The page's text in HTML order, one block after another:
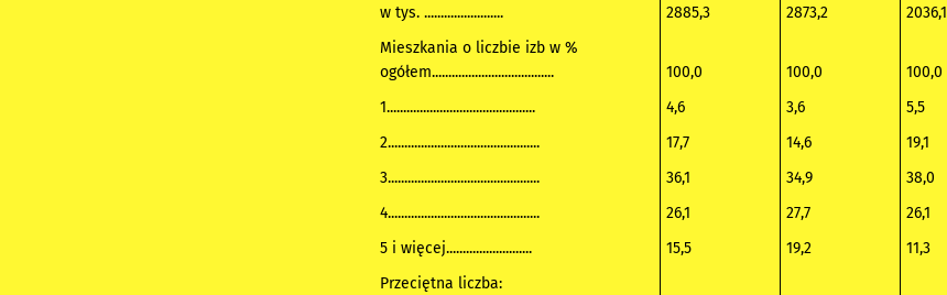
w tys. ........................
2885,3 2873,2 2036,1
Mieszkania o liczbie izb w %
ogółem.....................................
100,0 100,0 100,0
1.............................................
4,6 3,6 5,5
2..............................................
17,7 14,6 19,1
3..............................................
36,1 34,9 38,0
4..............................................
26,1 27,7 26,1
5 i więcej..........................
15,5 19,2 11,3
Przeciętna liczba: